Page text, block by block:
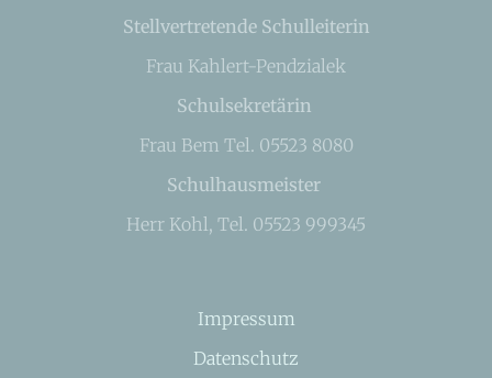
Stellvertretende Schulleiterin
Frau Kahlert-Pendzialek
Schulsekretärin
Frau Bem Tel. 05523 8080
Schulhausmeister
Herr Kohl, Tel. 05523 999345
Impressum
Datenschutz